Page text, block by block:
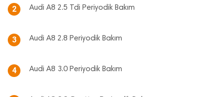
2 Audi A8 2.5 Tdi Periyodik Bakım
3 Audi A8 2.8 Periyodik Bakım
4 Audi A8 3.0 Periyodik Bakım